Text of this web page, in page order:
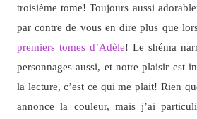
troisième tome! Toujours aussi
par contre de vous en dire plus que
premiers tomes d’Adèle! Le shéma
personnages aussi, et notre plaisir est
la lecture, c’est ce qui me plait! Rien
annonce la couleur, mais j’ai